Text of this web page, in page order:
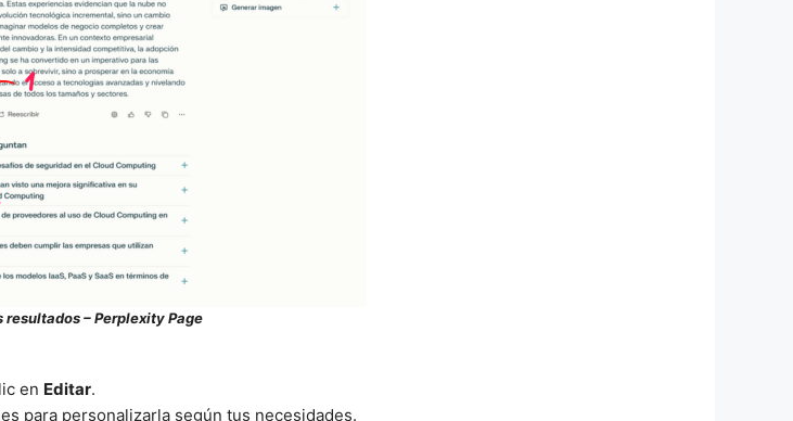
resultados – Perplexity Page
en Editar.
para personalizarla según tus necesidades.